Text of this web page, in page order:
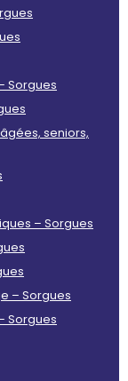
Sorgues
seniors,
– Sorgues
– Sorgues
Sorgues